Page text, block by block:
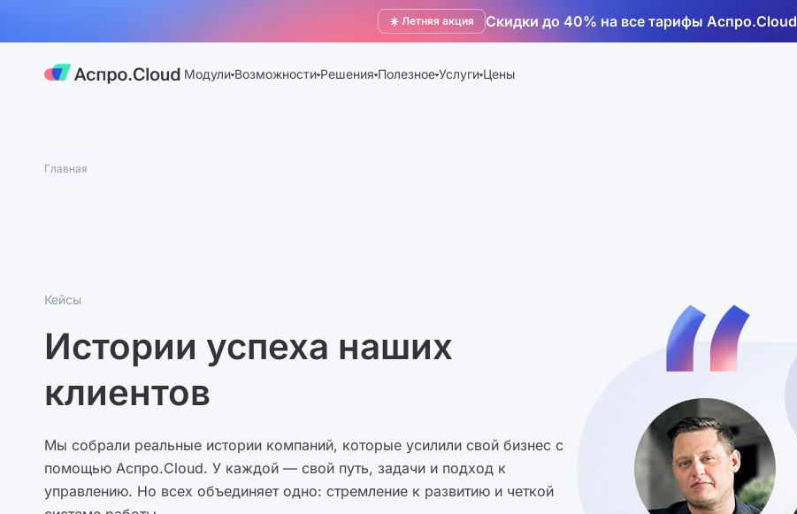
☀️ Летняя акция Скидки до 40% на все тарифы Аспро.Cloud
Модули Возможности Решения Полезное Услуги Цены
Главная
Кейсы
Истории успеха наших
клиентов
Мы собрали реальные истории компаний, которые усилили свой бизнес с
помощью Аспро.Cloud. У каждой — свой путь, задачи и подход к
управлению. Но всех объединяет одно: стремление к развитию и четкой